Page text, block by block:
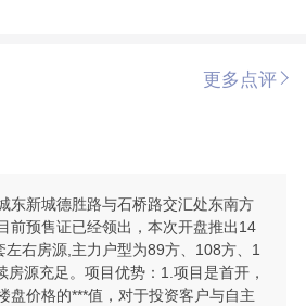
更多点评
东新城德胜路与石桥路交汇处东南方
前预售证已经领出，本次开盘推出14
右房源,主力户型为89方、108方、1
房源充足。项目优势：1.项目是首开，
盘价格的***值，对于投资客户与自主